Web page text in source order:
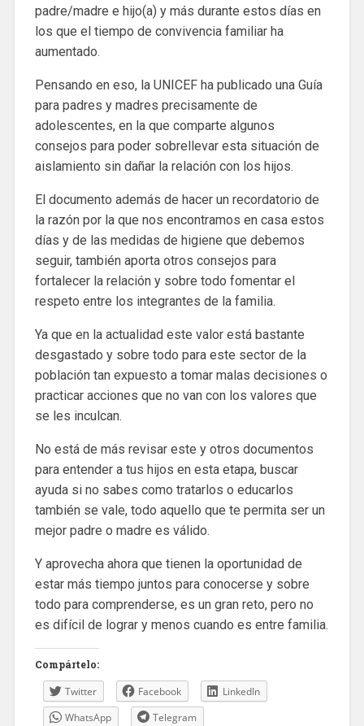
padre/madre e hijo(a) y más durante estos días en
los que el tiempo de convivencia familiar ha
aumentado.
Pensando en eso, la UNICEF ha publicado una Guía
para padres y madres precisamente de
adolescentes, en la que comparte algunos
consejos para poder sobrellevar esta situación de
aislamiento sin dañar la relación con los hijos.
El documento además de hacer un recordatorio de
la razón por la que nos encontramos en casa estos
días y de las medidas de higiene que debemos
seguir, también aporta otros consejos para
fortalecer la relación y sobre todo fomentar el
respeto entre los integrantes de la familia.
Ya que en la actualidad este valor está bastante
desgastado y sobre todo para este sector de la
población tan expuesto a tomar malas decisiones o
practicar acciones que no van con los valores que
se les inculcan.
No está de más revisar este y otros documentos
para entender a tus hijos en esta etapa, buscar
ayuda si no sabes como tratarlos o educarlos
también se vale, todo aquello que te permita ser un
mejor padre o madre es válido.
Y aprovecha ahora que tienen la oportunidad de
estar más tiempo juntos para conocerse y sobre
todo para comprenderse, es un gran reto, pero no
es difícil de lograr y menos cuando es entre familia.
Compártelo:
Twitter Facebook
LinkedIn
WhatsApp
Telegram